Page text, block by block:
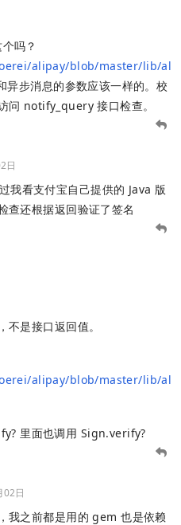
吗？
alipay/blob/master/lib/al
异步消息的参数应该一样的。校
问 notify_query 接口检查。
日
我看支付宝自己提供的 Java 版
查还根据返回验证了签名
是接口返回值。
alipay/blob/master/lib/al
里面也调用 Sign.verify?
02日
我之前都是用的 gem 也是依赖